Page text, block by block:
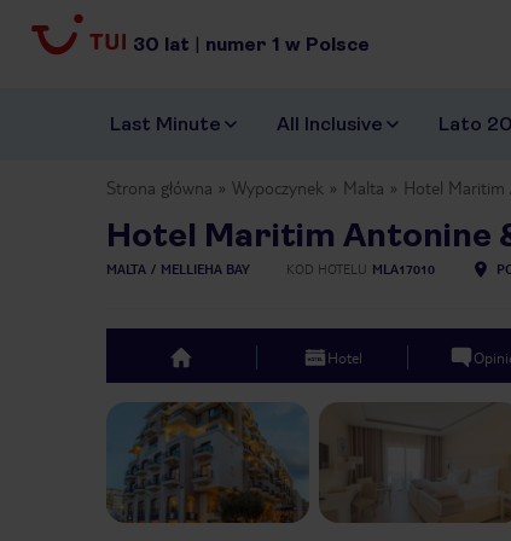
30 lat | numer 1 w Polsce
Last Minute All Inclusive Lato
Strona główna Wypoczynek Malta Hotel Maritim
Hotel Maritim Antonine
MALTA MELLIEHA BAY KOD HOTELU MLA17010
top Hotel
Previous slide